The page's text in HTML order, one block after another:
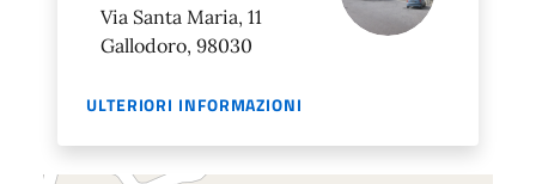
Via Santa Maria, 11
Gallodoro, 98030
ULTERIORI INFORMAZIONI